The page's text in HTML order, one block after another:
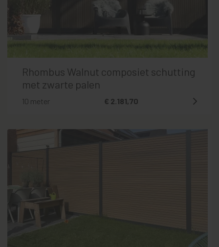
Rhombus Walnut composiet schutting
met zwarte palen
10 meter € 2.181,70